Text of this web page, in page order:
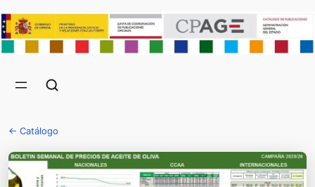
← Catálogo